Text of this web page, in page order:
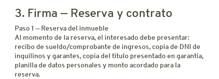
3. Firma — Reserva y contrato
Paso 1 — Reserva del inmueble
Al momento de la reserva, el interesado debe presentar:
recibo de sueldo/comprobante de ingresos, copia de DNI de
inquilinos y garantes, copia del título presentado en garantía,
planilla de datos personales y monto acordado para la
reserva.